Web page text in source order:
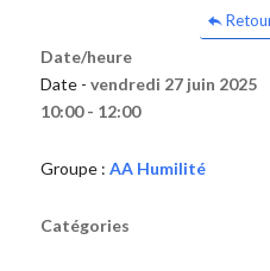
Date/heure
Date - vendredi 27 juin 2025
10:00 - 12:00
Groupe : AA Humilité
Catégories